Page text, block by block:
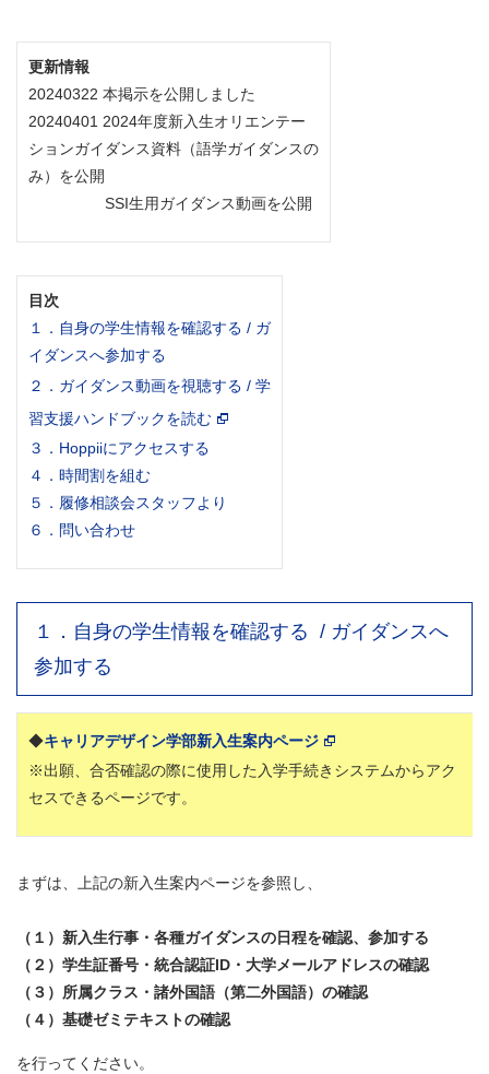
更新情報
20240322 本掲示を公開しました
20240401 2024年度新入生オリエンテー
ションガイダンス資料（語学ガイダンスの
み）を公開
SSI生用ガイダンス動画を公開
目次
１．自身の学生情報を確認する / ガ
イダンスへ参加する
２．ガイダンス動画を視聴する / 学
習支援ハンドブックを読む
３．Hoppiiにアクセスする
４．時間割を組む
５．履修相談会スタッフより
６．問い合わせ
１．自身の学生情報を確認する / ガイダンスへ
参加する
◆キャリアデザイン学部新入生案内ページ
※出願、合否確認の際に使用した入学手続きシステムからアク
セスできるページです。
まずは、上記の新入生案内ページを参照し、
（１）新入生行事・各種ガイダンスの日程を確認、参加する
（２）学生証番号・統合認証ID・大学メールアドレスの確認
（３）所属クラス・諸外国語（第二外国語）の確認
（４）基礎ゼミテキストの確認
を行ってください。